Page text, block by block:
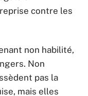
contre les
non habilité,
Non
pas la
mais elles